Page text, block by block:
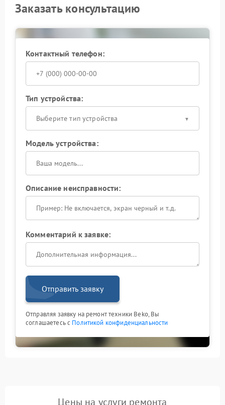
Заказать консультацию
Контактный телефон:
Тип устройства:
Выберите тип устройства
Модель устройства:
Описание неисправности:
Комментарий к заявке:
Отправить заявку
Отправляя заявку на ремонт техники Beko, Вы
соглашаетесь с Политикой конфиденциальности
Цены на услуги ремонта